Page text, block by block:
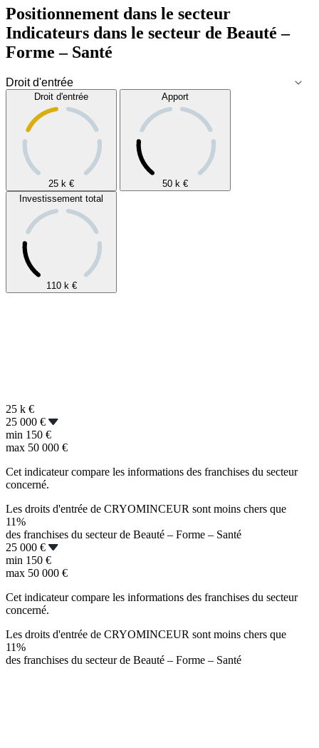
Positionnement dans le secteur
Indicateurs dans le secteur de Beauté –
Forme – Santé
Droit d'entrée
25 k €
Apport
50 k €
Investissement total
110 k €
25 k €
25 000 €
min 150 €
max 50 000 €
Cet indicateur compare les informations des franchises du secteur
concerné.
Les droits d'entrée de CRYOMINCEUR sont moins chers que
11%
des franchises du secteur de Beauté – Forme – Santé
25 000 €
min 150 €
max 50 000 €
Cet indicateur compare les informations des franchises du secteur
concerné.
Les droits d'entrée de CRYOMINCEUR sont moins chers que
11%
des franchises du secteur de Beauté – Forme – Santé